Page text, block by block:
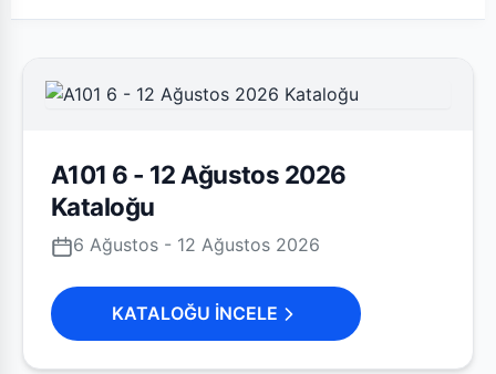
A101 6 - 12 Ağustos 2026
Kataloğu
6 Ağustos - 12 Ağustos 2026
KATALOĞU İNCELE